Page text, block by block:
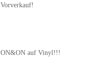
Vorverkauf!
ON&ON auf Vinyl!!!